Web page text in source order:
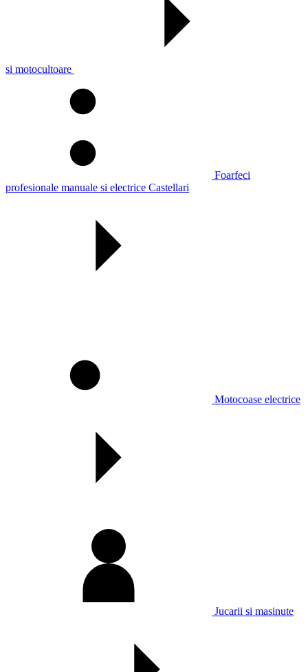
si motocultoare
Foarfeci
profesionale manuale si electrice Castellari
Motocoase electrice
Jucarii si masinute